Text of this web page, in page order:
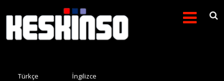
Arama formu
Türkçe İngilizce